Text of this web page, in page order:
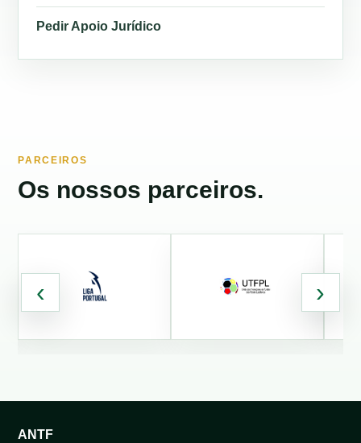
Pedir Apoio Jurídico
PARCEIROS
Os nossos parceiros.
‹ ›
ANTF